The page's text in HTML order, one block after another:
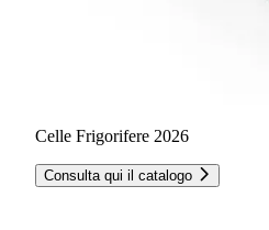
Celle Frigorifere 2026
Consulta qui il catalogo